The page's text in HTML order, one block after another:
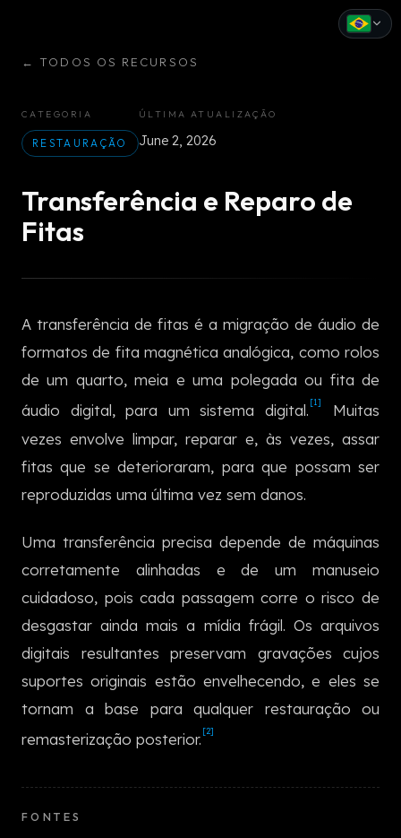
← TODOS OS RECURSOS
CATEGORIA
RESTAURAÇÃO
ÚLTIMA ATUALIZAÇÃO
June 2, 2026
Transferência e Reparo de
Fitas
A transferência de fitas é a migração de áudio de
formatos de fita magnética analógica, como rolos
de um quarto, meia e uma polegada ou fita de
áudio digital, para um sistema digital. [1]
Muitas
vezes envolve limpar, reparar e, às vezes, assar
fitas que se deterioraram, para que possam ser
reproduzidas uma última vez sem danos.
Uma transferência precisa depende de máquinas
corretamente alinhadas e de um manuseio
cuidadoso, pois cada passagem corre o risco de
desgastar ainda mais a mídia frágil. Os arquivos
digitais resultantes preservam gravações cujos
suportes originais estão envelhecendo, e eles se
tornam a base para qualquer restauração ou
remasterização posterior. [2]
FONTES
Italiano
中文
日本語
한국어